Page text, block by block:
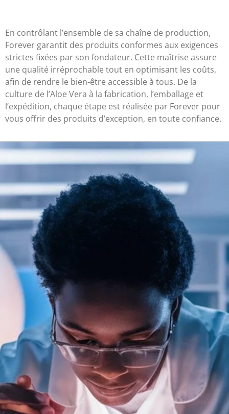
En contrôlant l’ensemble de sa chaîne de production,
Forever garantit des produits conformes aux exigences
strictes fixées par son fondateur. Cette maîtrise assure
une qualité irréprochable tout en optimisant les coûts,
afin de rendre le bien-être accessible à tous. De la
culture de l’Aloe Vera à la fabrication, l’emballage et
l’expédition, chaque étape est réalisée par Forever pour
vous offrir des produits d’exception, en toute confiance.